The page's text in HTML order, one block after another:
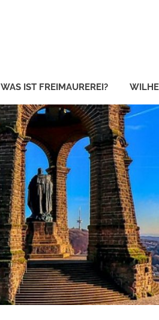
WAS IST FREIMAUREREI?